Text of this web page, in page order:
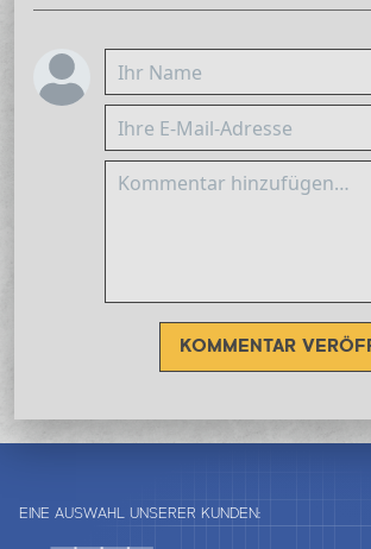
KOMMENTAR
EINE AUSWAHL UNSERER KUNDEN: